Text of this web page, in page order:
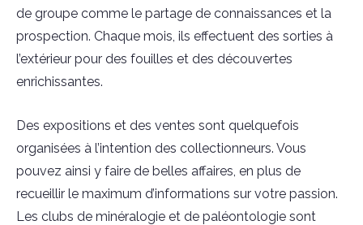
de groupe comme le partage de connaissances et la
prospection. Chaque mois, ils effectuent des sorties à
l’extérieur pour des fouilles et des découvertes
enrichissantes.
Des expositions et des ventes sont quelquefois
organisées à l’intention des collectionneurs. Vous
pouvez ainsi y faire de belles affaires, en plus de
recueillir le maximum d’informations sur votre passion.
Les clubs de minéralogie et de paléontologie sont